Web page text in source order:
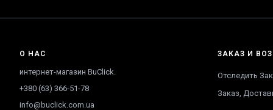
О НАС
интернет-магазин BuClick.
+380 (63) 366-51-78
info@buclick.com.ua
ЗАКАЗ И
Отследить
Заказ,